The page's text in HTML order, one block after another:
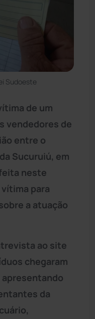
Sudoeste
de um
vendedores de
entre o
Sucuruiú, em
neste
para
a atuação
ao site
chegaram
apresentando
da